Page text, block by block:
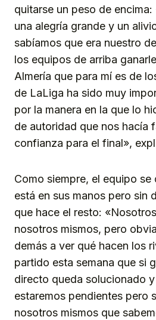
quitarse un peso de
una alegría grande y un
sabíamos que era nuestro
los equipos de arriba
Almería que para mí es de
de LaLiga ha sido muy
por la manera en la que lo
de autoridad que nos hacía
confianza para el final»,
Como siempre, el equipo se
está en sus manos pero sin
que hace el resto:
nosotros mismos, pero
demás a ver qué hacen los
partido esta semana que si
directo queda solucionado
estaremos pendientes pero
nosotros mismos que